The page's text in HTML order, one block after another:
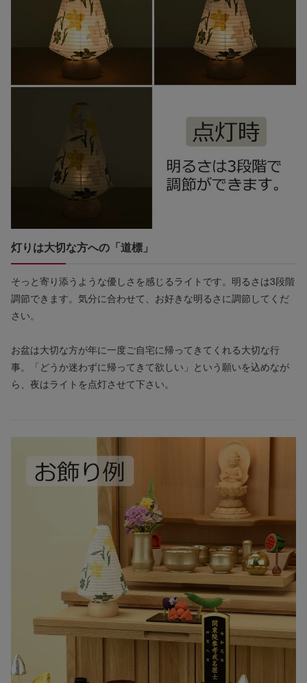
灯りは大切な方への「道標」
そっと寄り添うような優しさを感じるライトです。明るさは3段階
調節できます。気分に合わせて、お好きな明るさに調節してくだ
さい。
お盆は大切な方が年に一度ご自宅に帰ってきてくれる大切な行
事。「どうか迷わずに帰ってきて欲しい」という願いを込めなが
ら、夜はライトを点灯させて下さい。